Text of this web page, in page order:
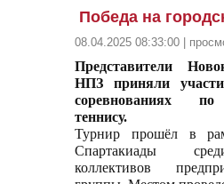
Победа на
08.04.2025 08:33:00 |
Представители
НПЗ приняли
соревнованиях по
теннису.
Турнир прошёл в
Спартакиады
коллективов